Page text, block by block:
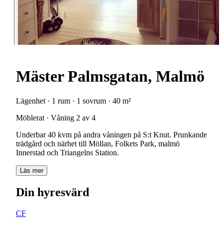
Mäster Palmsgatan, Malmö
Lägenhet · 1 rum · 1 sovrum · 40 m²
Möblerat · Våning 2 av 4
Underbar 40 kvm på andra våningen på S:t Knut. Prunkande
trädgård och närhet till Möllan, Folkets Park, malmö
Innerstad och Triangelns Station.
Läs mer
Din hyresvärd
CF